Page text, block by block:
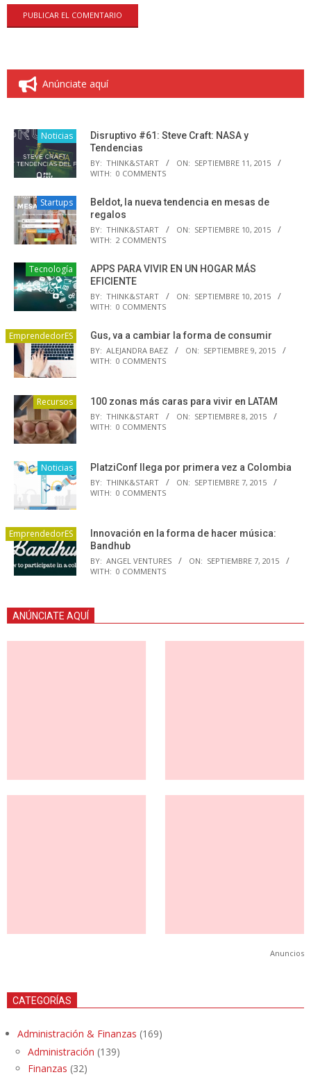
Anúnciate aquí
Noticias
Disruptivo #61: Steve Craft: NASA y
Tendencias
BY: THINK&START ON: SEPTIEMBRE 11, 2015
WITH: 0 COMMENTS
Startups
Beldot, la nueva tendencia en mesas de
regalos
BY: THINK&START ON: SEPTIEMBRE 10, 2015
WITH: 2 COMMENTS
Tecnología
APPS PARA VIVIR EN UN HOGAR MÁS
EFICIENTE
BY: THINK&START ON: SEPTIEMBRE 10, 2015
WITH: 0 COMMENTS
EmprendedorES Gus, va a cambiar la forma de consumir
BY: ALEJANDRA BAEZ ON: SEPTIEMBRE 9, 2015
WITH: 0 COMMENTS
Recursos 100 zonas más caras para vivir en LATAM
BY: THINK&START ON: SEPTIEMBRE 8, 2015
WITH: 0 COMMENTS
Noticias PlatziConf llega por primera vez a Colombia
BY: THINK&START ON: SEPTIEMBRE 7, 2015
WITH: 0 COMMENTS
EmprendedorES
Innovación en la forma de hacer música:
Bandhub
BY: ANGEL VENTURES ON: SEPTIEMBRE 7, 2015
WITH: 0 COMMENTS
ANÚNCIATE AQUÍ
Anuncios
CATEGORÍAS
Administración & Finanzas (169)
Administración (139)
Finanzas (32)